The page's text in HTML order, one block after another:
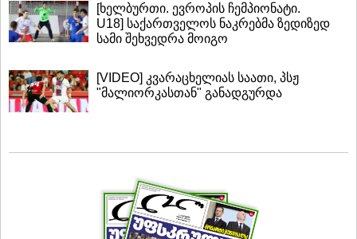
[ხელბურთი. ევროპის ჩემპიონატი.
U18] საქართველოს ნაკრებმა ზედიზედ
სამი შეხვედრა მოიგო
[VIDEO] კვარაცხელიას საათი, პსჟ
"მალიორკასთან" განადგურდა